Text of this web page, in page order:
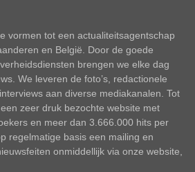
vormen tot een actualiteitsagentschap
en België. Door de goede
brengen we elke dag
We leveren de foto’s, redactionele
aan diverse mediakanalen. Tot
zeer druk bezochte website met
en meer dan 3.666.000 hits per
regelmatige basis een mailing en
onmiddellijk via onze website,